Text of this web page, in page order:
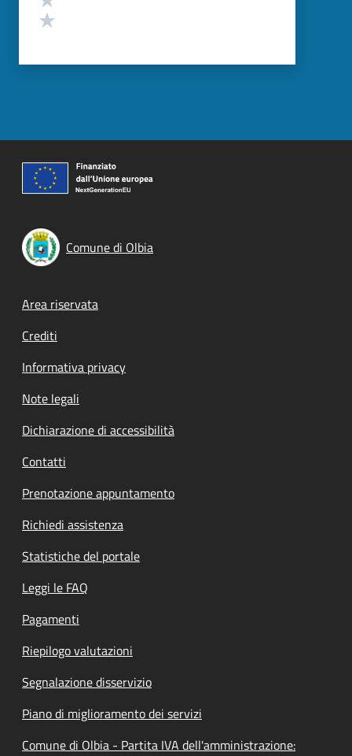
Comune di Olbia
Footer menu
Area riservata
Crediti
Informativa privacy
Note legali
Dichiarazione di accessibilità
Contatti
Prenotazione appuntamento
Richiedi assistenza
Statistiche del portale
Leggi le FAQ
Pagamenti
Riepilogo valutazioni
Segnalazione disservizio
Piano di miglioramento dei servizi
Comune di Olbia - Partita IVA dell'amministrazione: